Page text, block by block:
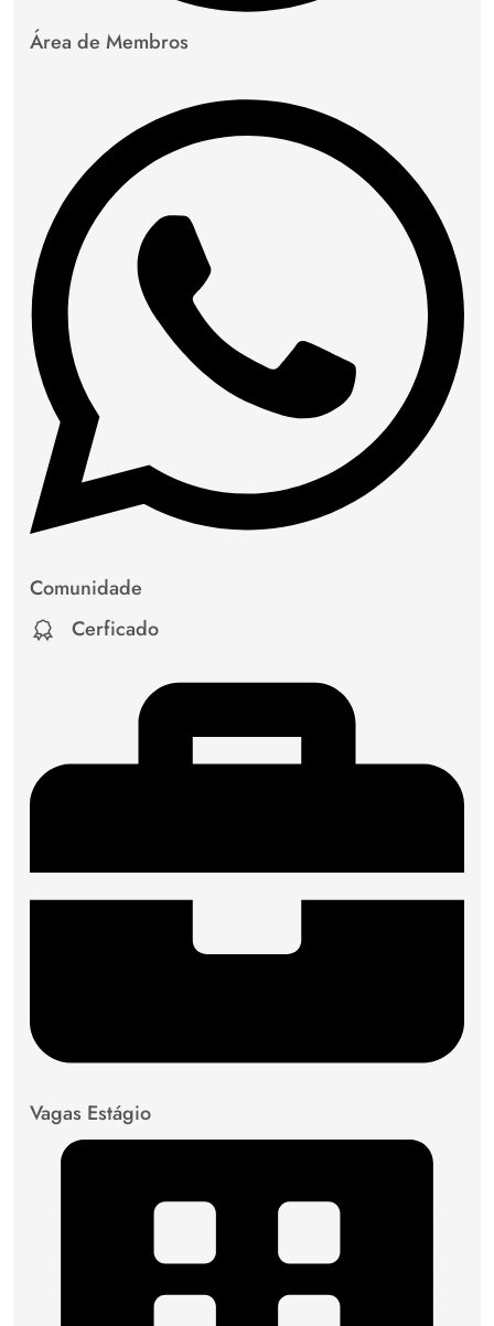
Área de Membros
Comunidade
Cerficado
Vagas Estágio